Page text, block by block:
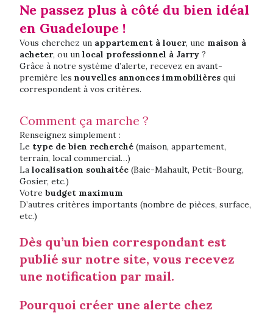
Ne passez plus à côté du bien idéal
en Guadeloupe !
Vous cherchez un appartement à louer, une maison à
acheter, ou un local professionnel à Jarry ?
Grâce à notre système d’alerte, recevez en avant-
première les nouvelles annonces immobilières qui
correspondent à vos critères.
Comment ça marche ?
Renseignez simplement :
Le type de bien recherché (maison, appartement,
terrain, local commercial…)
La localisation souhaitée (Baie-Mahault, Petit-Bourg,
Gosier, etc.)
Votre budget maximum
D’autres critères importants (nombre de pièces, surface,
etc.)
Dès qu’un bien correspondant est
publié sur notre site, vous recevez
une notification par mail.
Pourquoi créer une alerte chez